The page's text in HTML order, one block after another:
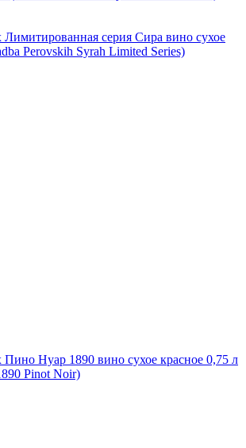
Лимитированная серия Сира вино сухое
Perovskih Syrah Limited Series)
Пино Нуар 1890 вино сухое красное 0,75 л
Pinot Noir)